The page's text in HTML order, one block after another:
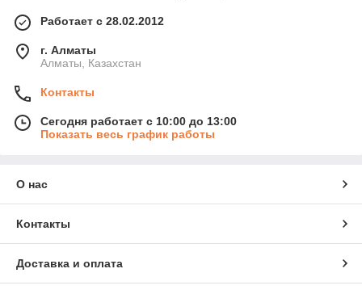
Работает с 28.02.2012
г. Алматы
Алматы, Казахстан
Контакты
Сегодня работает с 10:00 до 13:00
Показать весь график работы
О нас
Контакты
Доставка и оплата